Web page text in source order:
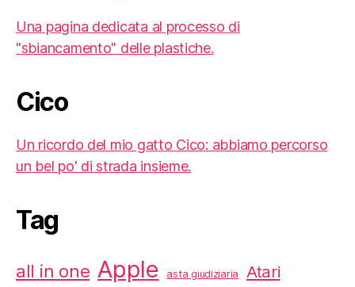
Una pagina dedicata al processo di
"sbiancamento" delle plastiche.
Cico
Un ricordo del mio gatto Cico: abbiamo percorso
un bel po' di strada insieme.
Tag
all in one Apple asta giudiziaria Atari